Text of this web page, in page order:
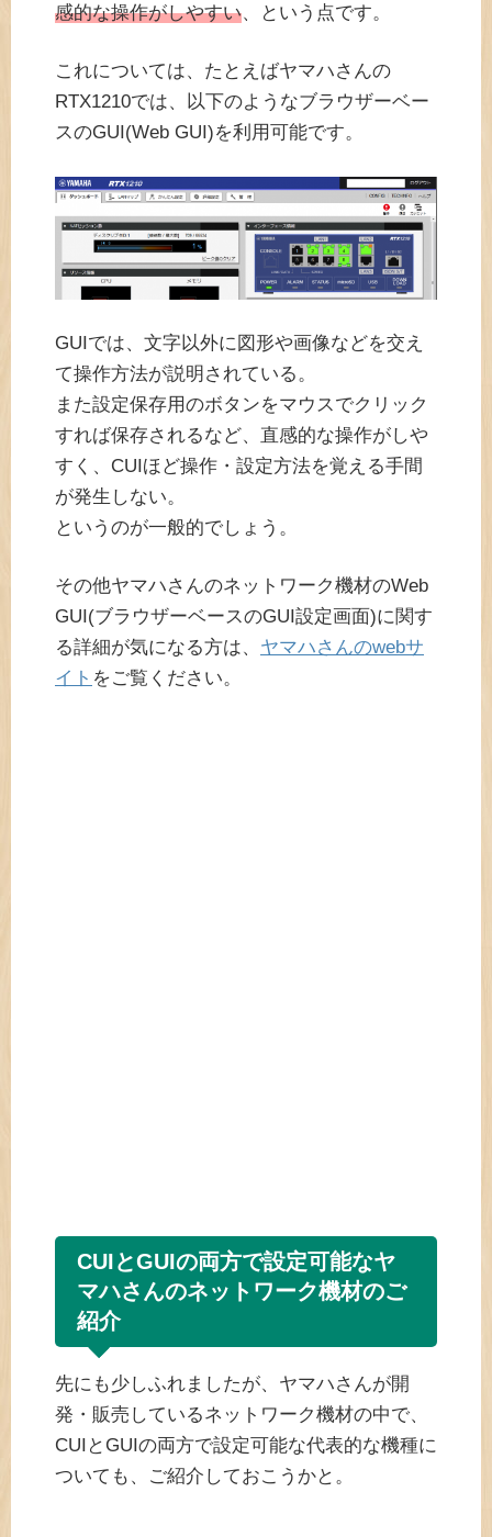
感的な操作がしやすい、という点です。
これについては、たとえばヤマハさんの
RTX1210では、以下のようなブラウザーベー
スのGUI(Web GUI)を利用可能です。
GUIでは、文字以外に図形や画像などを交え
て操作方法が説明されている。
また設定保存用のボタンをマウスでクリック
すれば保存されるなど、直感的な操作がしや
すく、CUIほど操作・設定方法を覚える手間
が発生しない。
というのが一般的でしょう。
その他ヤマハさんのネットワーク機材のWeb
GUI(ブラウザーベースのGUI設定画面)に関す
る詳細が気になる方は、 ヤマハさんのwebサ
イト をご覧ください。
CUIとGUIの両方で設定可能なヤ
マハさんのネットワーク機材のご
紹介
先にも少しふれましたが、ヤマハさんが開
発・販売しているネットワーク機材の中で、
CUIとGUIの両方で設定可能な代表的な機種に
ついても、ご紹介しておこうかと。